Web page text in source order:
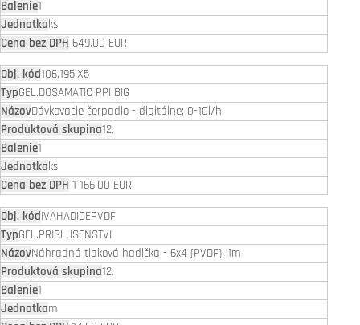
1
ks
649,00 EUR
106.195.X5
GEL.DOSAMATIC PPI BIG
Dávkovacie čerpadlo - digitálne; 0-10l/h
12.
1
ks
1 166,00 EUR
IVAHADICEPVDF
GEL.PRISLUSENSTVI
Náhradná tlaková hadička - 6x4 (PVDF); 1m
12.
1
m